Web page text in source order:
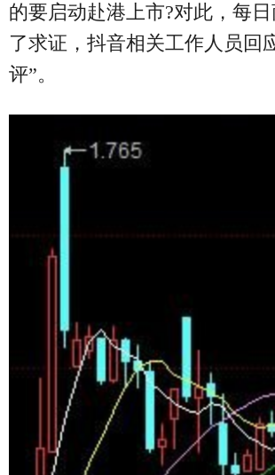
的要启动赴港上市?对此，每
了求证，抖音相关工作人员回
评”。